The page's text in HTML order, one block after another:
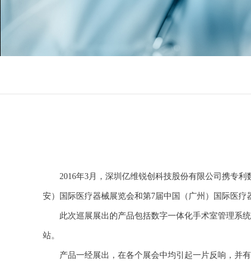
2016年3月，深圳亿维锐创科技股份有限公司携专利
安）国际医疗器械展览会和第7届中国（广州）国际医
此次巡展展出的产品包括数字一体化手术室管理系统
站。
产品一经展出，在各个展会中均引起一片反响，并有